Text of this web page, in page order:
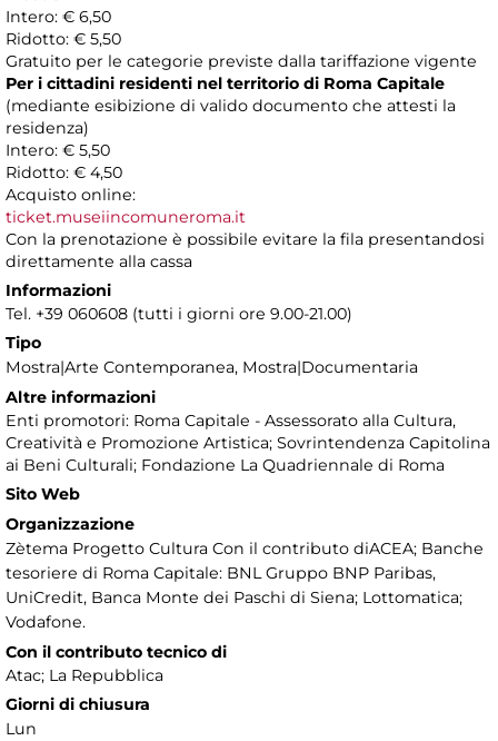
Intero: € 6,50
Ridotto: € 5,50
Gratuito per le categorie previste dalla tariffazione vigente
Per i cittadini residenti nel territorio di Roma Capitale
(mediante esibizione di valido documento che attesti la
residenza)
Intero: € 5,50
Ridotto: € 4,50
Acquisto online:
ticket.museiincomuneroma.it
Con la prenotazione è possibile evitare la fila presentandosi
direttamente alla cassa
Informazioni
Tel. +39 060608 (tutti i giorni ore 9.00-21.00)
Tipo
Mostra|Arte Contemporanea, Mostra|Documentaria
Altre informazioni
Enti promotori: Roma Capitale - Assessorato alla Cultura,
Creatività e Promozione Artistica; Sovrintendenza Capitolina
ai Beni Culturali; Fondazione La Quadriennale di Roma
Sito Web
Organizzazione
Zètema Progetto Cultura Con il contributo diACEA; Banche
tesoriere di Roma Capitale: BNL Gruppo BNP Paribas,
UniCredit, Banca Monte dei Paschi di Siena; Lottomatica;
Vodafone.
Con il contributo tecnico di
Atac; La Repubblica
Giorni di chiusura
Lun